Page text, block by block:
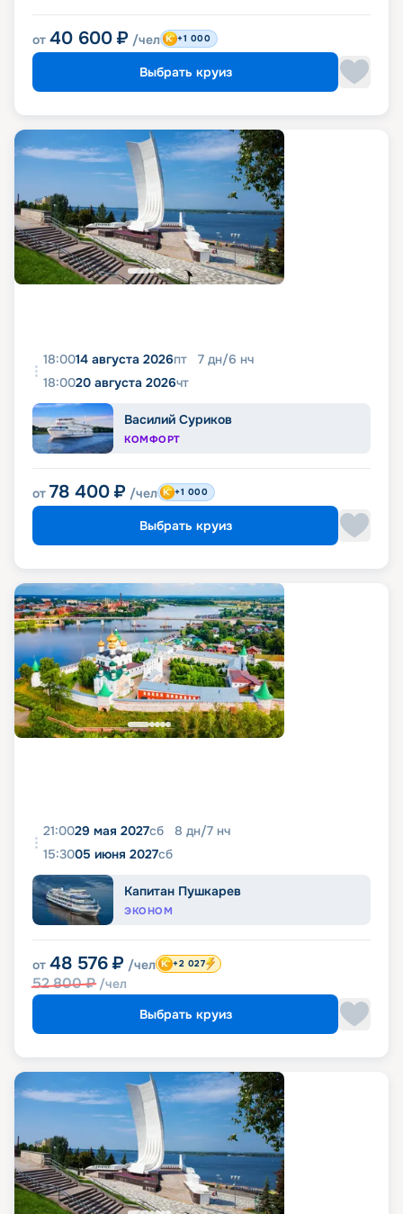
от 40 600 ₽ /чел +1 000
Выбрать круиз
18:0014 августа 2026пт 7 дн/6 нч
18:0020 августа 2026чт
Василий Суриков
КОМФОРТ
от 78 400 ₽ /чел +1 000
Выбрать круиз
21:0029 мая 2027сб 8 дн/7 нч
15:3005 июня 2027сб
Капитан Пушкарев
ЭКОНОМ
от 48 576 ₽ /чел
52 800₽ /чел
+2 027
Выбрать круиз